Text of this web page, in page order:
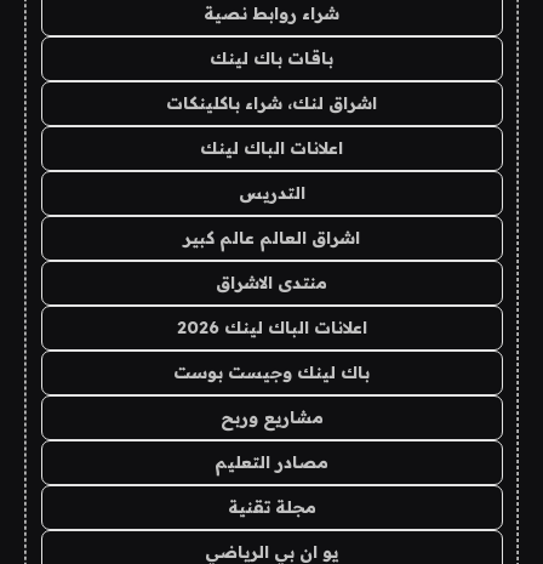
شراء روابط نصية
باقات باك لينك
اشراق لنك، شراء باكلينكات
اعلانات الباك لينك
التدريس
اشراق العالم عالم كبير
منتدى الاشراق
اعلانات الباك لينك 2026
باك لينك وجيست بوست
مشاريع وربح
مصادر التعليم
مجلة تقنية
يو ان بي الرياضي